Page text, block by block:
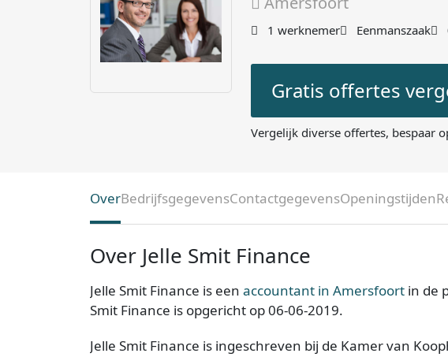
1 werknemer Eenmanszaak
Gratis offertes
Vergelijk diverse offertes, bespaar
OverBedrijfsgegevensContactgegevensOpeningstijden
Over Jelle Smit Finance
Jelle Smit Finance is een accountant in Amersfoort in de
Smit Finance is opgericht op 06-06-2019.
Jelle Smit Finance is ingeschreven bij de Kamer van